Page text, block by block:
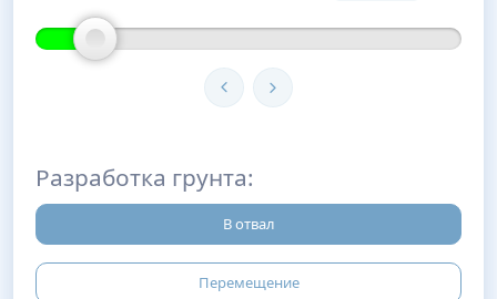
Разработка грунта:
В отвал
Перемещение